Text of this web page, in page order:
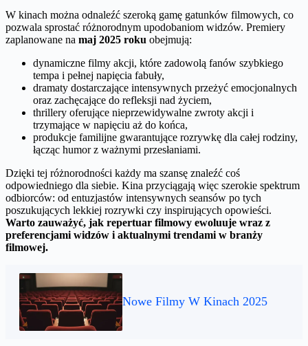
W kinach można odnaleźć szeroką gamę gatunków filmowych, co
pozwala sprostać różnorodnym upodobaniom widzów. Premiery
zaplanowane na maj 2025 roku obejmują:
dynamiczne filmy akcji, które zadowolą fanów szybkiego
tempa i pełnej napięcia fabuły,
dramaty dostarczające intensywnych przeżyć emocjonalnych
oraz zachęcające do refleksji nad życiem,
thrillery oferujące nieprzewidywalne zwroty akcji i
trzymające w napięciu aż do końca,
produkcje familijne gwarantujące rozrywkę dla całej rodziny,
łącząc humor z ważnymi przesłaniami.
Dzięki tej różnorodności każdy ma szansę znaleźć coś
odpowiedniego dla siebie. Kina przyciągają więc szerokie spektrum
odbiorców: od entuzjastów intensywnych seansów po tych
poszukujących lekkiej rozrywki czy inspirujących opowieści.
Warto zauważyć, jak repertuar filmowy ewoluuje wraz z
preferencjami widzów i aktualnymi trendami w branży
filmowej.
Nowe Filmy W Kinach 2025